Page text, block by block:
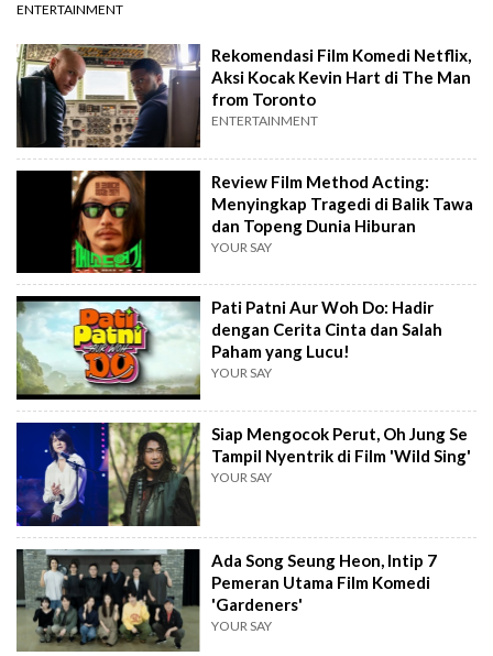
ENTERTAINMENT
Rekomendasi Film Komedi Netflix,
Aksi Kocak Kevin Hart di The Man
from Toronto
ENTERTAINMENT
Review Film Method Acting:
Menyingkap Tragedi di Balik Tawa
dan Topeng Dunia Hiburan
YOUR SAY
Pati Patni Aur Woh Do: Hadir
dengan Cerita Cinta dan Salah
Paham yang Lucu!
YOUR SAY
Siap Mengocok Perut, Oh Jung Se
Tampil Nyentrik di Film 'Wild Sing'
YOUR SAY
Ada Song Seung Heon, Intip 7
Pemeran Utama Film Komedi
'Gardeners'
YOUR SAY